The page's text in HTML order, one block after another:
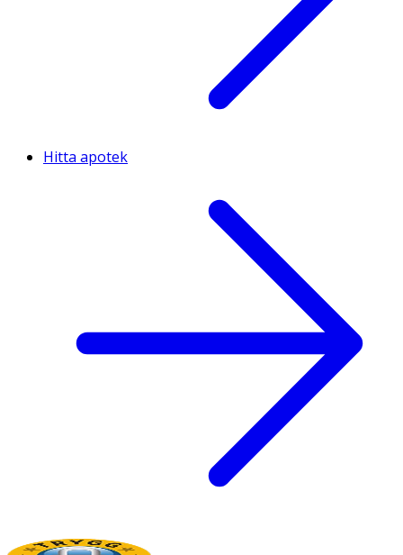
Hitta apotek